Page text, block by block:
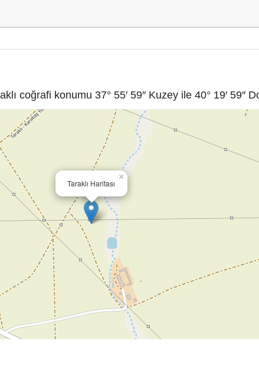
coğrafi konumu 37° 55′ 59″ Kuzey ile 40° 19′ 59″
Taraklı Haritası
×